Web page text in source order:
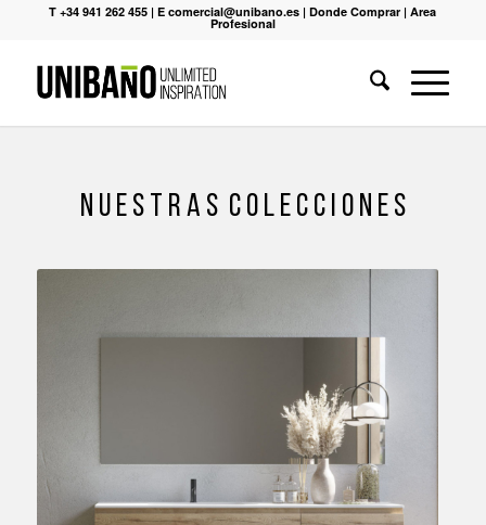
T +34 941 262 455 |E comercial@unibano.es |Donde Comprar |Area
Profesional
N U E S T R A S C O L E C C I O N E S